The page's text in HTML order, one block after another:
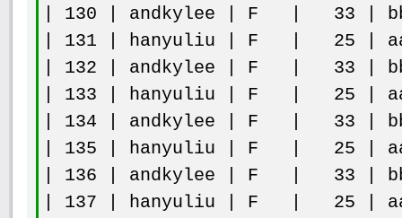
| 130 | andkylee | F | 33 |
| 131 | hanyuliu | F | 25 |
| 132 | andkylee | F | 33 |
| 133 | hanyuliu | F | 25 |
| 134 | andkylee | F | 33 |
| 135 | hanyuliu | F | 25 |
| 136 | andkylee | F | 33 |
| 137 | hanyuliu | F | 25 |